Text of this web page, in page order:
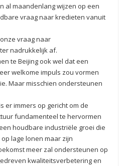
al maandenlang wijzen op een
vraag naar kredieten vanuit
vraag naar
nadrukkelijk af.
te Beijing ook wel dat een
welkome impuls zou vormen
Maar misschien ondersteunen
er immers op gericht om de
fundamenteel te hervormen
houdbare industriële groei die
lage lonen maar zijn
meer zal ondersteunen op
kwaliteitsverbetering en